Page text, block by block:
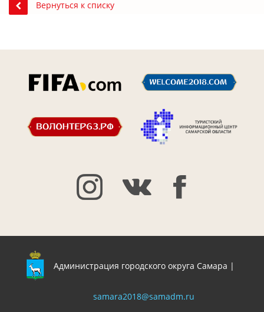
Вернуться к списку
Администрация городского округа Самара |
samara2018@samadm.ru